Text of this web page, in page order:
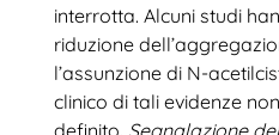
interrotta. Alcuni studi
riduzione
l’assunzione di N-
clinico di tali evidenze
definito. Segnalazione